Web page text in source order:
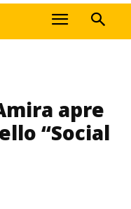
apre
“Social